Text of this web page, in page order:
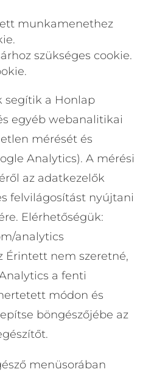
munkamenethez
szükséges cookie.
segítik a Honlap
egyéb webanalitikai
mérését és
Analytics). A mérési
az adatkezelők
felvilágosítást nyújtani
Elérhetőségük:
analytics
Érintett nem szeretné,
a fenti
módon és
böngészőjébe az
menüsorában